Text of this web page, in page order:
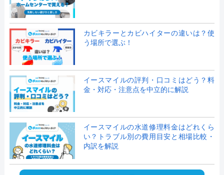
カビキラーとカビハイターの違いは？使
う場所で選ぶ！
イースマイルの評判・口コミはどう？料
金・対応・注意点を中立的に解説
イースマイルの水道修理料金はどれくら
い？トラブル別の費用目安と相場比較・
内訳を解説